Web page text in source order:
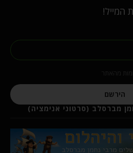
המייל!
הירשם
מברסלב (סרטוני אנימציה)